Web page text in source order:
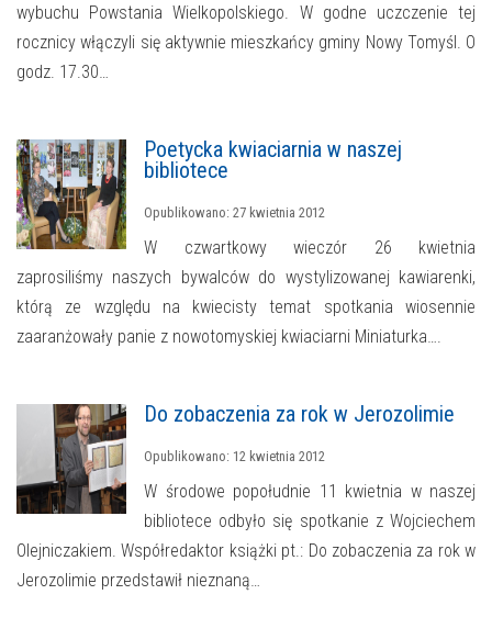
wybuchu Powstania Wielkopolskiego. W godne uczczenie tej
rocznicy włączyli się aktywnie mieszkańcy gminy Nowy Tomyśl. O
godz. 17.30…
Poetycka kwiaciarnia w naszej
bibliotece
Opublikowano: 27 kwietnia 2012
W czwartkowy wieczór 26 kwietnia
zaprosiliśmy naszych bywalców do wystylizowanej kawiarenki,
którą ze względu na kwiecisty temat spotkania wiosennie
zaaranżowały panie z nowotomyskiej kwiaciarni Miniaturka….
Do zobaczenia za rok w Jerozolimie
Opublikowano: 12 kwietnia 2012
W środowe popołudnie 11 kwietnia w naszej
bibliotece odbyło się spotkanie z Wojciechem
Olejniczakiem. Współredaktor książki pt.: Do zobaczenia za rok w
Jerozolimie przedstawił nieznaną…